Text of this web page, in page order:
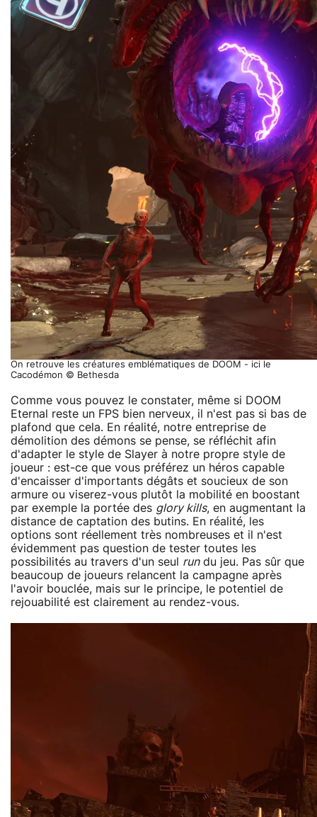
On retrouve les créatures emblématiques de DOOM - ici le
Cacodémon © Bethesda
Comme vous pouvez le constater, même si DOOM
Eternal reste un FPS bien nerveux, il n'est pas si bas de
plafond que cela. En réalité, notre entreprise de
démolition des démons se pense, se réfléchit afin
d'adapter le style de Slayer à notre propre style de
joueur : est-ce que vous préférez un héros capable
d'encaisser d'importants dégâts et soucieux de son
armure ou viserez-vous plutôt la mobilité en boostant
par exemple la portée des glory kills, en augmentant la
distance de captation des butins. En réalité, les
options sont réellement très nombreuses et il n'est
évidemment pas question de tester toutes les
possibilités au travers d'un seul rundu jeu. Pas sûr que
beaucoup de joueurs relancent la campagne après
l'avoir bouclée, mais sur le principe, le potentiel de
rejouabilité est clairement au rendez-vous.